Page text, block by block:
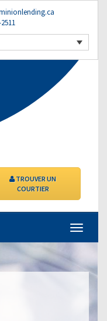
TROUVER UN
COURTIER